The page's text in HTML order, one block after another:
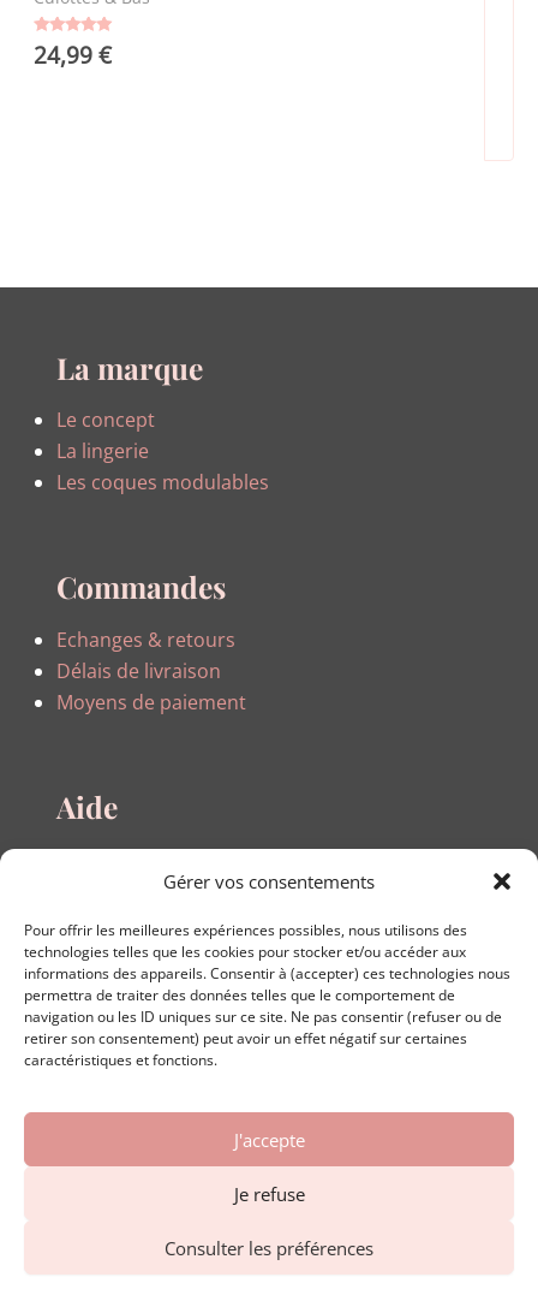
Gérer vos consentements
Pour offrir les meilleures expériences possibles, nous utilisons des
technologies telles que les cookies pour stocker et/ou accéder aux
informations des appareils. Consentir à (accepter) ces technologies nous
permettra de traiter des données telles que le comportement de
navigation ou les ID uniques sur ce site. Ne pas consentir (refuser ou de
retirer son consentement) peut avoir un effet négatif sur certaines
caractéristiques et fonctions.
J'accepte
Je refuse
Consulter les préférences
Note
5.00
24,99€
La marque
Le concept
La lingerie
Les coques modulables
Commandes
Echanges & retours
Délais de livraison
Moyens de paiement
Aide
Guide des tailles
Le blog
Nous contacter
A propos
Conditions générales de vente
Conditions générales d'utilisation
Politique de confidentialité
Formulaire de rétractation en ligne